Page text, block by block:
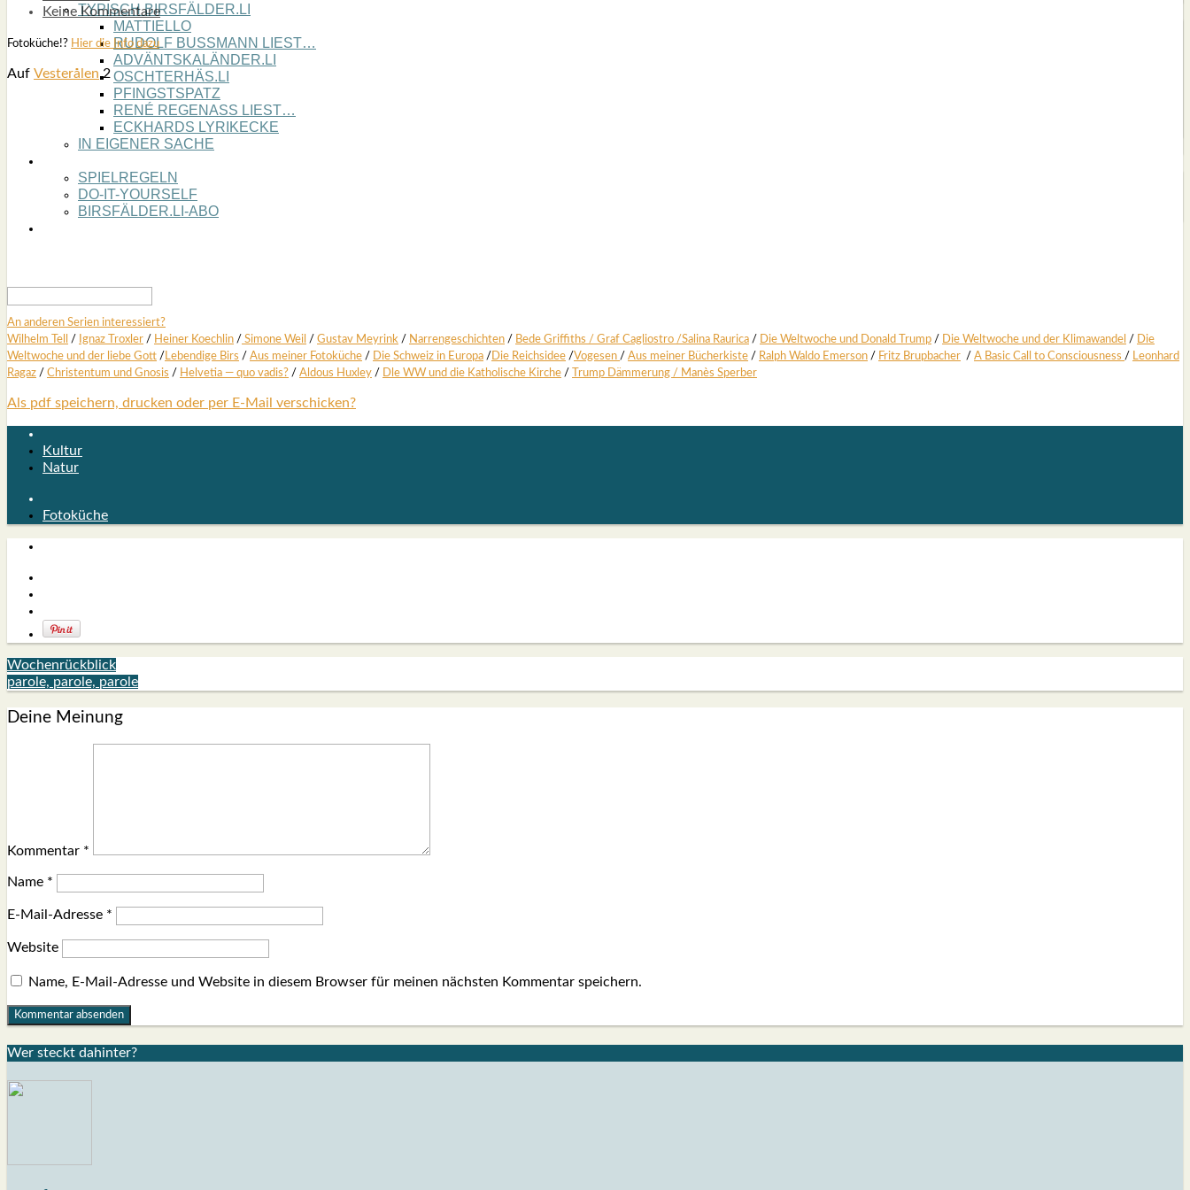
TYPISCH BIRSFÄLDER.LI
MATTIELLO
RUDOLF BUSS­MANN LIEST…
ADVÄNTSKALÄNDER.LI
OSCHTERHÄS.LI
PFINGST­SPATZ
RENÉ REGEN­ASS LIEST…
ECK­HARDS LYRIK­ECKE
IN EIGE­NER SACHE
SPIEL­RE­GELN
DO-IT-YOUR­S­ELF
BIRSFÄLDER.LI-ABO
Keine Kommentare
Foto­kü­che!? Hier die Info dazu
Auf Ves­terå­len2
An ande­ren Seri­en inter­es­siert?
Wil­helm Tell
/ Ignaz Trox­ler / Hei­ner Koech­lin / Simo­ne Weil / Gus­tav Mey­rink / Nar­ren­ge­schich­ten / Bede Grif­fiths / Graf Cagli­os­tro /Sali­na Rau­rica / Die Welt­wo­che und Donald Trump / Die Welt­wo­che und der Kli­ma­wan­del / Die
Welt­wo­che und der lie­be Gott /Leben­di­ge Birs / Aus mei­ner Foto­kü­che / Die Schweiz in Euro­pa /Die Reichs­idee /Voge­sen / Aus mei­ner Bücher­kis­te / Ralph Wal­do Emer­son / Fritz Brup­ba­cher / A Basic Call to Con­scious­ness / Leon­hard
Ragaz / Chris­ten­tum und Gno­sis / Hel­ve­tia — quo vadis? / Aldous Hux­ley / Dle WW und die Katho­li­sche Kir­che / Trump Däm­me­rung / Manès Sper­ber
Als pdf speichern, drucken oder per E-Mail verschicken?
Kultur
Natur
Fotoküche
Wochenrückblick
parole, parole, parole
Deine Meinung
Kommentar *
Name *
E-Mail-Adresse *
Website
Name, E-Mail-Adresse und Website in diesem Browser für meinen nächsten Kommentar speichern.
Wer steckt dahin­ter?